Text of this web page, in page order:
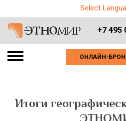
Select
+7 495
ОНЛАЙН-
Итоги